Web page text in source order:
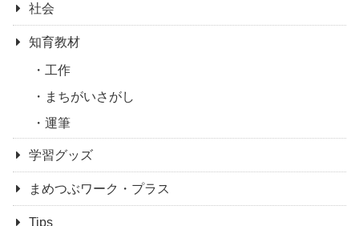
社会
知育教材
工作
まちがいさがし
運筆
学習グッズ
まめつぶワーク・プラス
Tips